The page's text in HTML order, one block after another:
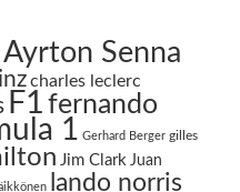
Ayrton Senna
charles leclerc
F1 fernando
1 Gerhard Berger gilles
Jim Clark Juan
lando norris